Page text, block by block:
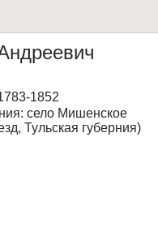
1852
село Мишенское
Тульская губерния)